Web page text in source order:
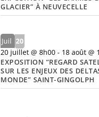
GLACIER” À NEUVECELLE
Juil 20
20 juillet @ 8h00 - 18 août @
EXPOSITION “REGARD
SUR LES ENJEUX DES
MONDE” SAINT-GINGOLPH